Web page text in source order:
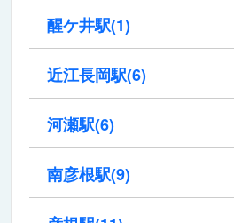
醒ケ井駅(1)
近江長岡駅(6)
河瀬駅(6)
南彦根駅(9)